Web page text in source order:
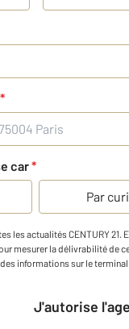
*
car*
Par
les actualités CENTURY 21.
mesurer la délivrabilité de
informations sur le
J'autorise